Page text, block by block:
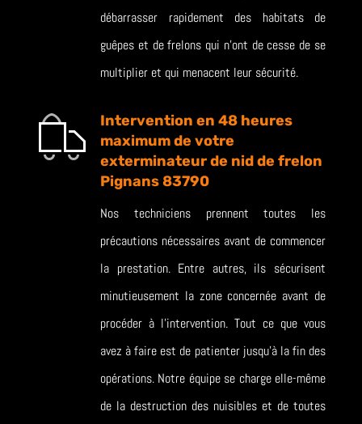
débarrasser rapidement des habitats de
guêpes et de frelons qui n’ont de cesse de se
multiplier et qui menacent leur sécurité.
Intervention en 48 heures
maximum de votre
exterminateur de nid de frelon
Pignans 83790
Nos techniciens prennent toutes les
précautions nécessaires avant de commencer
la prestation. Entre autres, ils sécurisent
minutieusement la zone concernée avant de
procéder à l’intervention. Tout ce que vous
avez à faire est de patienter jusqu’à la fin des
opérations. Notre équipe se charge elle-même
de la destruction des nuisibles et de toutes